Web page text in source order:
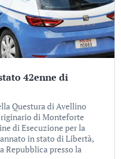
42enne di
Questura di Avellino
di Monteforte
di Esecuzione per la
in stato di Libertà,
Repubblica presso la